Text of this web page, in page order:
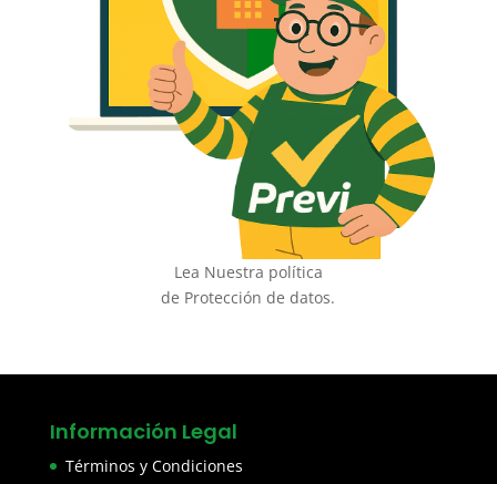
Lea Nuestra política
de Protección de datos.
Información Legal
Términos y Condiciones